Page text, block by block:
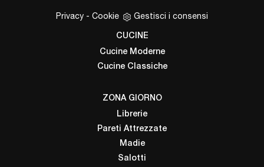
Privacy - Cookie Gestisci i consensi
CUCINE
Cucine Moderne
Cucine Classiche
ZONA GIORNO
Librerie
Pareti Attrezzate
Madie
Salotti